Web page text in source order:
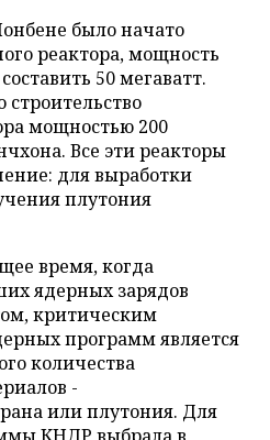
было начато
реактора, мощность
50 мегаватт.
мощностью 200
Все эти реакторы
для выработки
плутония
время, когда
ядерных зарядов
критическим
программ является
количества
-
или плутония. Для